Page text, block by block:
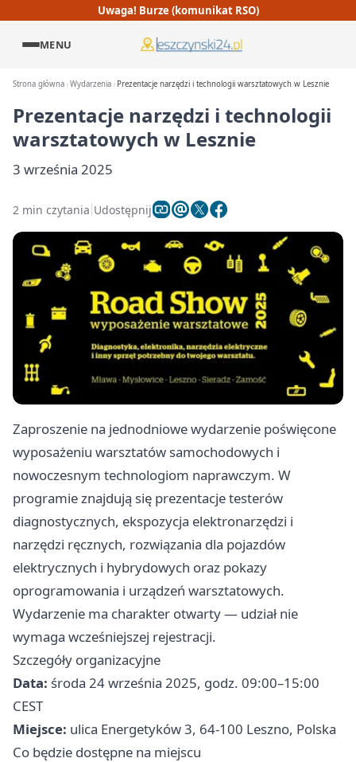
Uwaga! Burze (komunikat RSO)
MENU
Strona główna Wydarzenia Prezentacje narzędzi i technologii warsztatowych w Lesznie
Prezentacje narzędzi i technologii
warsztatowych w Lesznie
3 września 2025
2 min czytania Udostępnij
Zaproszenie na jednodniowe wydarzenie poświęcone
wyposażeniu warsztatów samochodowych i
nowoczesnym technologiom naprawczym. W
programie znajdują się prezentacje testerów
diagnostycznych, ekspozycja elektronarzędzi i
narzędzi ręcznych, rozwiązania dla pojazdów
elektrycznych i hybrydowych oraz pokazy
oprogramowania i urządzeń warsztatowych.
Wydarzenie ma charakter otwarty — udział nie
wymaga wcześniejszej rejestracji.
Szczegóły organizacyjne
Data: środa 24 września 2025, godz. 09:00–15:00
CEST
Miejsce: ulica Energetyków 3, 64-100 Leszno, Polska
Co będzie dostępne na miejscu